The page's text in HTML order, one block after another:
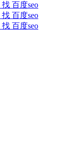
找 百度seo
找 百度seo
找 百度seo